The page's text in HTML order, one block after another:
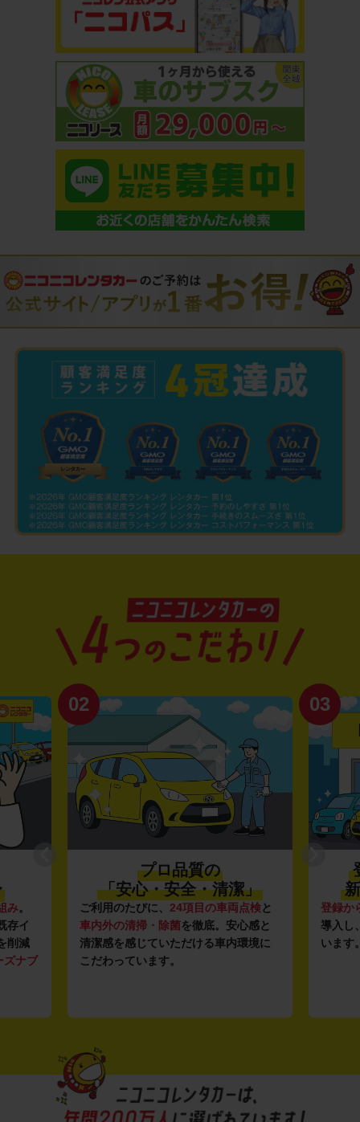
み。
存イ
削減
ズナブ
02
プロ品質の
「安心・安全・清潔」
ご利用のたびに、 24項目の車両点検と
車内外の清掃・除菌を徹底。安心感と
清潔感を感じていただける車内環境に
こだわっています。
03
登録か
導入し
います